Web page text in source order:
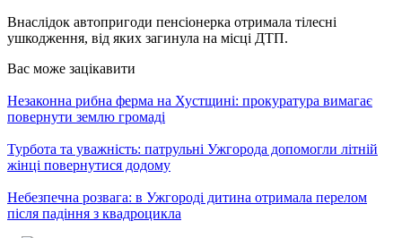
Внаслідок автопригоди пенсіонерка отримала тілесні
ушкодження, від яких загинула на місці ДТП.
Вас може зацікавити
Незаконна рибна ферма на Хустщині: прокуратура вимагає
повернути землю громаді
Турбота та уважність: патрульні Ужгорода допомогли літній
жінці повернутися додому
Небезпечна розвага: в Ужгороді дитина отримала перелом
після падіння з квадроцикла